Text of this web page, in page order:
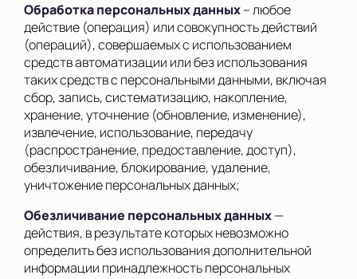
Обработка персональных данных– любое
действие (операция) или совокупность действий
(операций), совершаемых с использованием
средств автоматизации или без использования
таких средств с персональными данными, включая
сбор, запись, систематизацию, накопление,
хранение, уточнение (обновление, изменение),
извлечение, использование, передачу
(распространение, предоставление, доступ),
обезличивание, блокирование, удаление,
уничтожение персональных данных;
Обезличивание персональных данных—
действия, в результате которых невозможно
определить без использования дополнительной
информации принадлежность персональных